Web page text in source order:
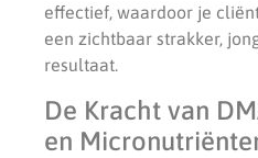
effectief, waardoor je
een zichtbaar strakker,
resultaat.
De Kracht van
en